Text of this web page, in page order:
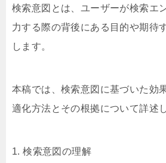
検索意図とは、ユーザーが検索エ
力する際の背後にある目的や期待
します。
本稿では、検索意図に基づいた効
適化方法とその根拠について詳述
1. 検索意図の理解